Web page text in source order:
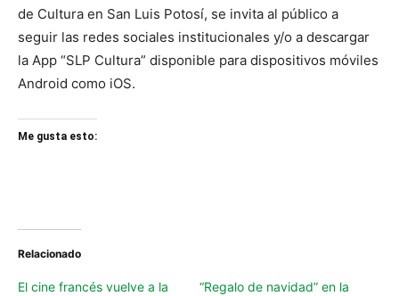
de Cultura en San Luis Potosí, se invita al público a
seguir las redes sociales institucionales y/o a descargar
la App “SLP Cultura” disponible para dispositivos móviles
Android como iOS.
Me gusta esto:
Relacionado
El cine francés vuelve a la
“Regalo de navidad” en la